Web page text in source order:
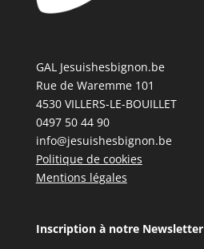
GAL Jesuishesbignon.be
Rue de Waremme 101
4530 VILLERS-LE-BOUILLET
0497 50 44 90
info@jesuishesbignon.be
Politique de cookies
Mentions légales
Inscription à notre Newsletter